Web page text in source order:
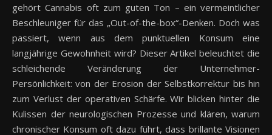
gehört Cannabis oft zum guten Ton – ein vermeintlicher
Beschleuniger für das „Out-of-the-box“-Denken. Doch was
passiert, wenn aus dem punktuellen Konsum eine
langjährige Gewohnheit wird? Dieser Artikel beleuchtet die
schleichende Veränderung der Unternehmer-
Persönlichkeit: von der Erosion der Selbstkorrektur bis hin
zum Verlust der operativen Schärfe. Wir blicken hinter die
Kulissen der neurologischen Prozesse und klären, warum
chronischer Konsum oft dazu führt, dass brillante Visionen